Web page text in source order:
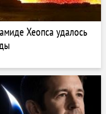
Хеопса удалось